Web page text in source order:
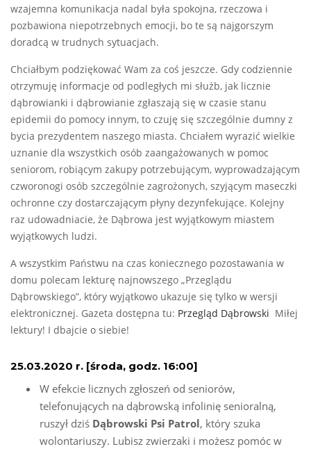
wzajemna komunikacja nadal była spokojna, rzeczowa i
pozbawiona niepotrzebnych emocji, bo te są najgorszym
doradcą w trudnych sytuacjach.
Chciałbym podziękować Wam za coś jeszcze. Gdy codziennie
otrzymuję informacje od podległych mi służb, jak licznie
dąbrowianki i dąbrowianie zgłaszają się w czasie stanu
epidemii do pomocy innym, to czuję się szczególnie dumny z
bycia prezydentem naszego miasta. Chciałem wyrazić wielkie
uznanie dla wszystkich osób zaangażowanych w pomoc
seniorom, robiącym zakupy potrzebującym, wyprowadzającym
czworonogi osób szczególnie zagrożonych, szyjącym maseczki
ochronne czy dostarczającym płyny dezynfekujące. Kolejny
raz udowadniacie, że Dąbrowa jest wyjątkowym miastem
wyjątkowych ludzi.
A wszystkim Państwu na czas koniecznego pozostawania w
domu polecam lekturę najnowszego „Przeglądu
Dąbrowskiego”, który wyjątkowo ukazuje się tylko w wersji
elektronicznej. Gazeta dostępna tu: Przegląd Dąbrowski Miłej
lektury! I dbajcie o siebie!
25.03.2020 r. [środa, godz. 16:00]
W efekcie licznych zgłoszeń od seniorów,
telefonujących na dąbrowską infolinię senioralną,
ruszył dziś Dąbrowski Psi Patrol, który szuka
wolontariuszy. Lubisz zwierzaki i możesz pomóc w